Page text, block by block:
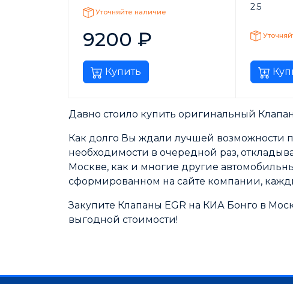
Уточняйте наличие
9200 ₽
Купить
2.5
Давно стоило купить оригинальный
Как долго Вы ждали лучшей возможности
необходимости в очередной раз,
Москве, как и многие другие
сформированном на сайте компании,
Закупите Клапаны EGR на КИА Бонго в
выгодной стоимости!